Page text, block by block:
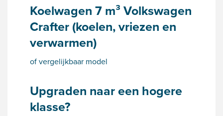
Koelwagen 7 m³ Volkswagen
Crafter (koelen, vriezen en
verwarmen)
of vergelijkbaar model
Upgraden naar een hogere
klasse?